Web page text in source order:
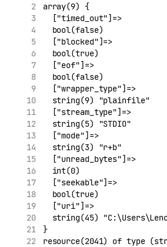
array(9) {
  ["timed_out"]=>
  bool(false)
  ["blocked"]=>
  bool(true)
  ["eof"]=>
  bool(false)
  ["wrapper_type"]=>
  string(9) "plainfile"
  ["stream_type"]=>
  string(5) "STDIO"
  ["mode"]=>
  string(3) "r+b"
  ["unread_bytes"]=>
  int(0)
  ["seekable"]=>
  bool(true)
  ["uri"]=>
string(45)
}
resource(2041) of type